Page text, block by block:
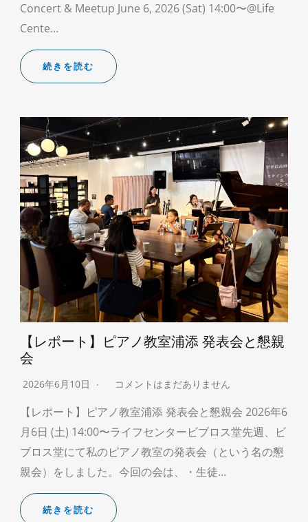
Concert & Meetup June 6, 2026 (Sat) 14:00〜@Life
Cente…
続きを読む
【レポート】ピアノ教室浦添 発表会と懇親
会
2026年6月10日 コメントはまだありません
【レポート】ピアノ教室浦添 発表会と懇親会 2026年6
月6日 (土) 14:00〜ライフセンタービブロス堂先週、ビ
ブロス堂にて私のピアノ教室の発表会（という名の懇
親会）をしました。今回の会は、・生徒…
続きを読む